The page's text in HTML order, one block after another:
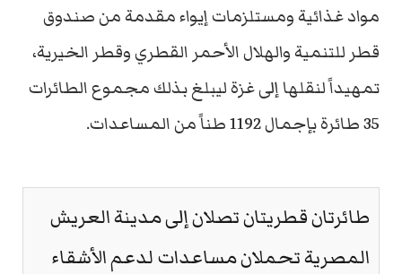
مواد غذائية ومستلزمات إيواء مقدمة من صندوق
قطر للتنمية والهلال الأحمر القطري وقطر الخيرية،
تمهيداً لنقلها إلى غزة ليبلغ بذلك مجموع الطائرات
35 طائرة بإجمال 1192 طناً من المساعدات.
طائرتان قطريتان تصلان إلى مدينة العريش
المصرية تحملان مساعدات لدعم الأشقاء